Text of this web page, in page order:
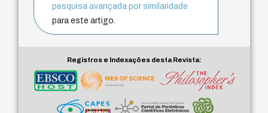
pesquisa avançada por similaridade
para este artigo.
Registros e Indexações desta Revista: